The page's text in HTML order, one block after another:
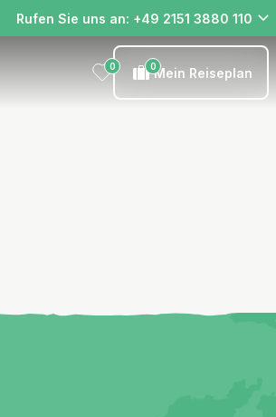
Rufen Sie uns an: +49 2151 3880 110
0 0Mein Reiseplan